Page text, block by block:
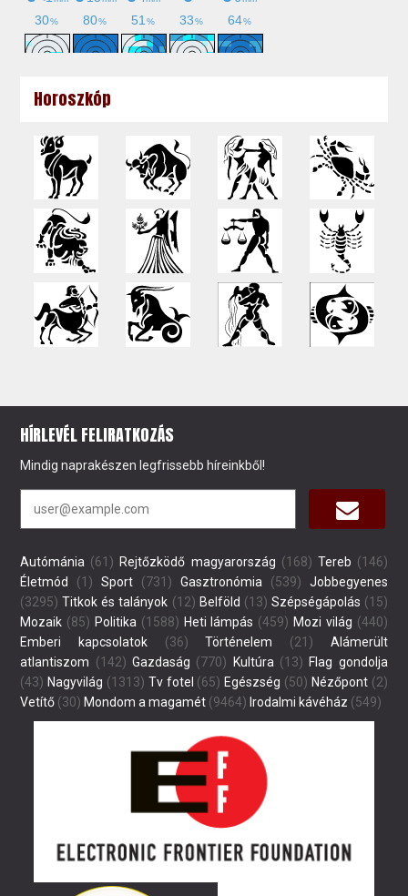
Horoszkóp
HÍRLEVÉL FELIRATKOZÁS
Mindig naprakészen legfrissebb híreinkből!
Autómánia (61) Rejtőzködő magyarország (168) Tereb (146)
Életmód
(1) Sport (731) Gasztronómia (539)
Jobbegyenes
(3295) Titkok és talányok (12) Belföld (13) Szépségápolás (15)
Mozaik (85) Politika (1588) Heti lámpás (459) Mozi világ (440)
Emberi kapcsolatok (36) Történelem (21)
Alámerült
atlantiszom (142) Gazdaság (770) Kultúra (13) Flag gondolja
(43) Nagyvilág (1313) Tv fotel (65) Egészség (50) Nézőpont(2)
Vetítő (30) Mondom a magamét (9464) Irodalmi kávéház (549)